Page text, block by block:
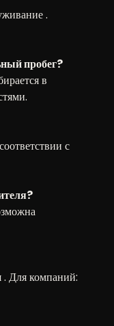
.
пробег?
в
с
Для компаний: